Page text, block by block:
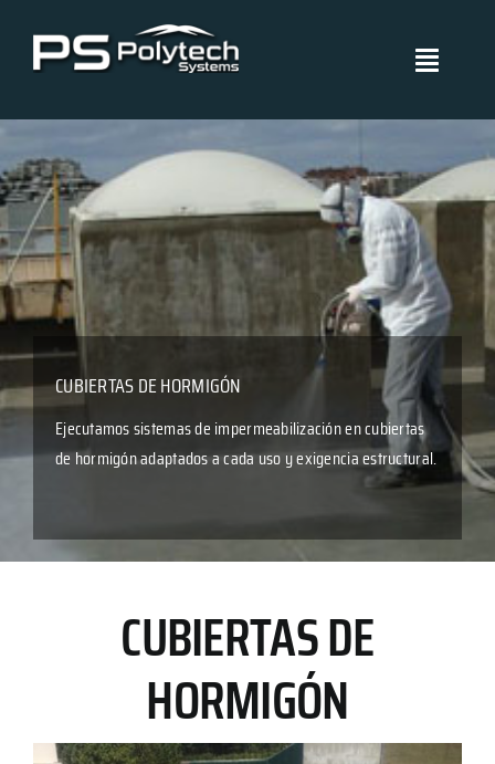
content
Toggle
Polytech Systems
Sistemas y aplicaciones
Proyectos
Políticas de Gestión
Blog
CUBIERTAS DE HORMIGÓN
Ejecutamos sistemas de impermeabilización en cubiertas
de hormigón adaptados a cada uso y exigencia estructural.
CUBIERTAS DE
HORMIGÓN